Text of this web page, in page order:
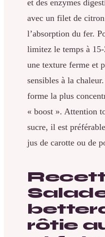
et des enzymes
avec un filet de
l’absorption du fer.
limitez le temps à
une texture ferme et
sensibles à la
forme la plus
« boost ». Attention
sucre, il est
jus de carotte ou de
rôtie